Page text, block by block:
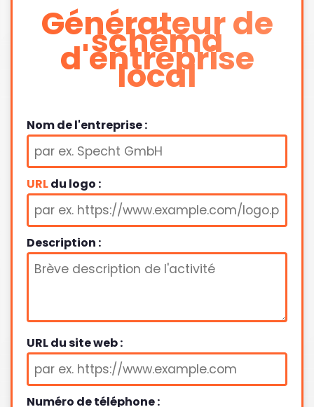
Générateur de
schéma
d'entreprise
local
Nom de l'entreprise :
URLdu logo :
Description :
URL du site web :
Numéro de téléphone :